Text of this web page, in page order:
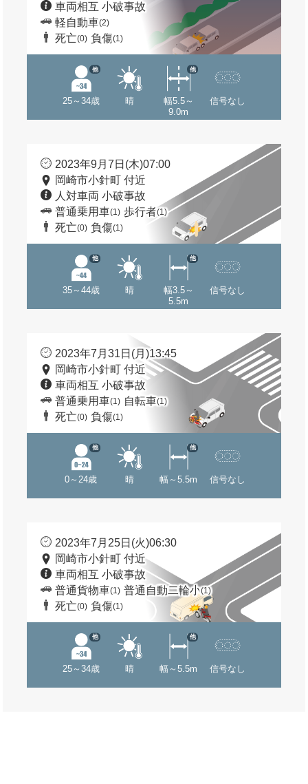
車両相互 小破事故
軽自動車(2)
死亡(0) 負傷(1)
25～34歳
他
晴
幅5.5～
9.0m
他
信号なし
2023年9月7日(木)07:00
岡崎市小針町 付近
人対車両 小破事故
普通乗用車(1) 歩行者(1)
死亡(0) 負傷(1)
35～44歳
他
晴
幅3.5～
5.5m
他
信号なし
2023年7月31日(月)13:45
岡崎市小針町 付近
車両相互 小破事故
普通乗用車(1) 自転車(1)
死亡(0) 負傷(1)
0～24歳
他
晴 幅～5.5m
他
信号なし
2023年7月25日(火)06:30
岡崎市小針町 付近
車両相互 小破事故
普通貨物車(1) 普通自動二輪小(1)
死亡(0) 負傷(1)
25～34歳
他
晴 幅～5.5m
他
信号なし